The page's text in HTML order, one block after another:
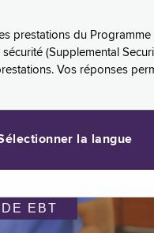
prestations du
(Supplemental
Vos réponses
la langue
EBT